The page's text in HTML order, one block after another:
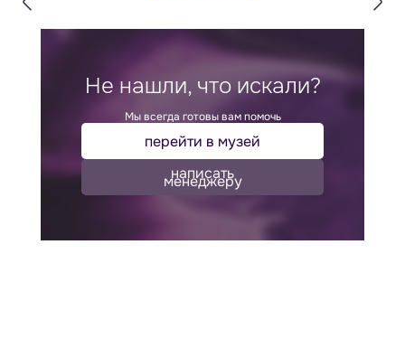
Не нашли, что искали?
Мы всегда готовы вам помочь
перейти в музей
написать
менеджеру